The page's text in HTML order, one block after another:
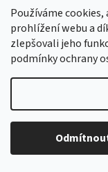
Používáme
prohlížení webu a
zlepšovali jeho
podmínky ochrany
Thirteenth Step
1 - 3 týdny